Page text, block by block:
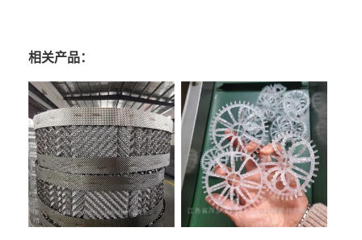
相关产品：